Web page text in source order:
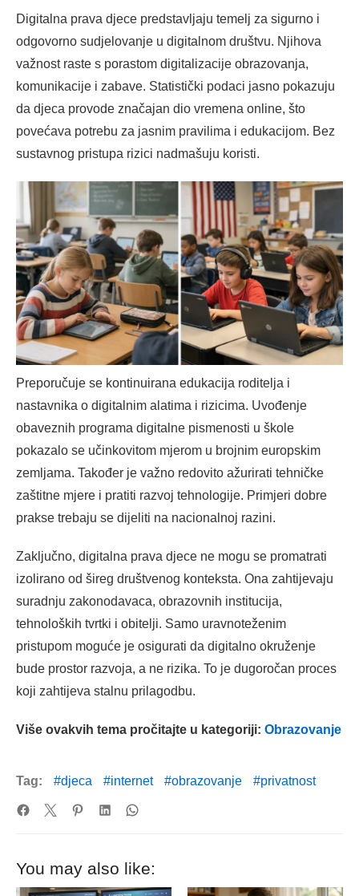
Digitalna prava djece predstavljaju temelj za sigurno i
odgovorno sudjelovanje u digitalnom društvu. Njihova
važnost raste s porastom digitalizacije obrazovanja,
komunikacije i zabave. Statistički podaci jasno pokazuju
da djeca provode značajan dio vremena online, što
povećava potrebu za jasnim pravilima i edukacijom. Bez
sustavnog pristupa rizici nadmašuju koristi.
Preporučuje se kontinuirana edukacija roditelja i
nastavnika o digitalnim alatima i rizicima. Uvođenje
obaveznih programa digitalne pismenosti u škole
pokazalo se učinkovitom mjerom u brojnim europskim
zemljama. Također je važno redovito ažurirati tehničke
zaštitne mjere i pratiti razvoj tehnologije. Primjeri dobre
prakse trebaju se dijeliti na nacionalnoj razini.
Zaključno, digitalna prava djece ne mogu se promatrati
izolirano od šireg društvenog konteksta. Ona zahtijevaju
suradnju zakonodavaca, obrazovnih institucija,
tehnoloških tvrtki i obitelji. Samo uravnoteženim
pristupom moguće je osigurati da digitalno okruženje
bude prostor razvoja, a ne rizika. To je dugoročan proces
koji zahtijeva stalnu prilagodbu.
Više ovakvih tema pročitajte u kategoriji: Obrazovanje
Tag: djeca internet obrazovanje privatnost
You may also like: